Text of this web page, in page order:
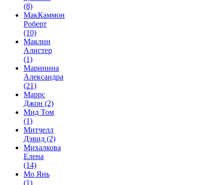
(8)
МакКаммон
Роберт
(10)
Маклин
Алистер
(1)
Маринина
Александра
(21)
Маррс
Джон (2)
Мид Том
(1)
Митчелл
Дэвид (2)
Михалкова
Елена
(14)
Мо Янь
(1)